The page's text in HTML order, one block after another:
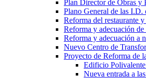
Plan Director de Obras y
Plano General de las I.D.
Reforma del restaurante
Reforma y adecuación
Reforma y adecuación a
Nuevo Centro de
Proyecto de Reforma de
Edificio
Nueva entrada a